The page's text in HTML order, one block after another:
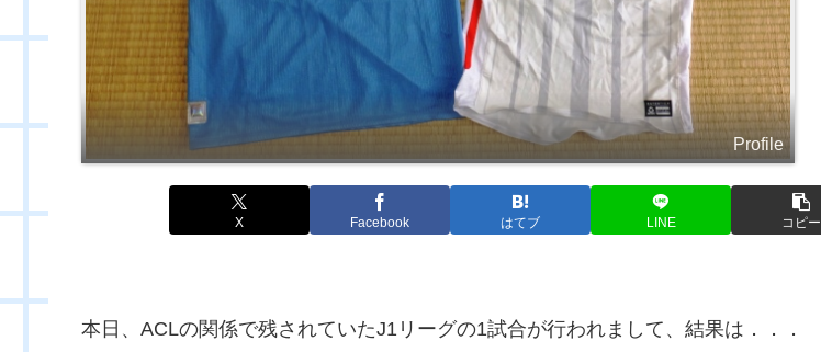
Profile
X Facebook はてブ LINE コピー
本日、ACLの関係で残されていたJ1リーグの1試合が行われまして、結果は．．．